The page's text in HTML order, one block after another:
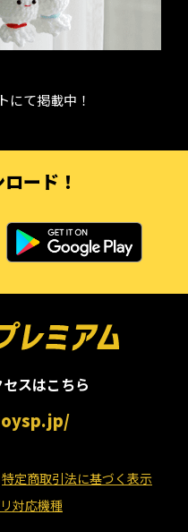
にて掲載中！
ード！
スはこちら
特定商取引法に基づく表示
対応機種